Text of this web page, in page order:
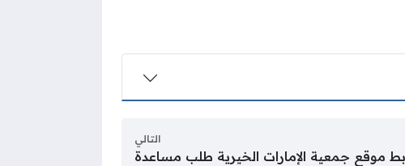
التالي
موقع جمعية الإمارات الخيرية طلب مساعدة